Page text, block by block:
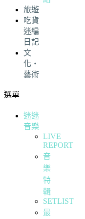
旅遊
吃貨
迷編
日記
文
化・
藝術
選單
迷迷
音樂
LIVE
REPORT
音
樂
特
輯
SETLIST
最